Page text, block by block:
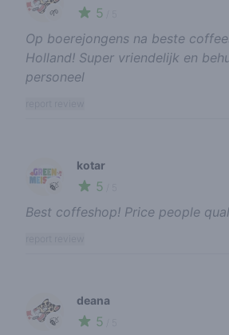
🌱 5
Op boerejongens na beste
Holland! Super vriendelijk en
personeel
🍃
kotar
5
Best coffeshop! Price people
🍃
deana
5